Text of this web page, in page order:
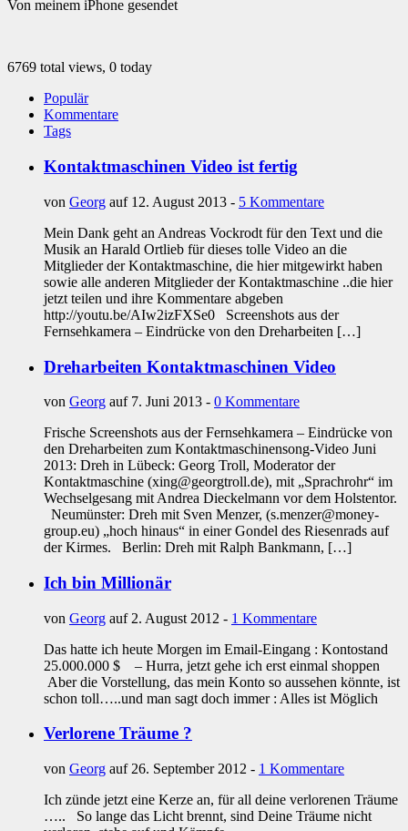
Von meinem iPhone gesendet
6769 total views, 0 today
Populär
Kommentare
Tags
Kontaktmaschinen Video ist fertig
von Georg auf 12. August 2013 - 5 Kommentare
Mein Dank geht an Andreas Vockrodt für den Text und die
Musik an Harald Ortlieb für dieses tolle Video an die
Mitglieder der Kontaktmaschine, die hier mitgewirkt haben
sowie alle anderen Mitglieder der Kontaktmaschine ..die hier
jetzt teilen und ihre Kommentare abgeben
http://youtu.be/AIw2izFXSe0 Screenshots aus der
Fernsehkamera – Eindrücke von den Dreharbeiten […]
Dreharbeiten Kontaktmaschinen Video
von Georg auf 7. Juni 2013 - 0 Kommentare
Frische Screenshots aus der Fernsehkamera – Eindrücke von
den Dreharbeiten zum Kontaktmaschinensong-Video Juni
2013: Dreh in Lübeck: Georg Troll, Moderator der
Kontaktmaschine (xing@georgtroll.de), mit „Sprachrohr“ im
Wechselgesang mit Andrea Dieckelmann vor dem Holstentor.
Neumünster: Dreh mit Sven Menzer, (s.menzer@money-
group.eu) „hoch hinaus“ in einer Gondel des Riesenrads auf
der Kirmes. Berlin: Dreh mit Ralph Bankmann, […]
Ich bin Millionär
von Georg auf 2. August 2012 - 1 Kommentare
Das hatte ich heute Morgen im Email-Eingang : Kontostand
25.000.000 $ – Hurra, jetzt gehe ich erst einmal shoppen
Aber die Vorstellung, das mein Konto so aussehen könnte, ist
schon toll…..und man sagt doch immer : Alles ist Möglich
Verlorene Träume ?
von Georg auf 26. September 2012 - 1 Kommentare
Ich zünde jetzt eine Kerze an, für all deine verlorenen Träume
….. So lange das Licht brennt, sind Deine Träume nicht